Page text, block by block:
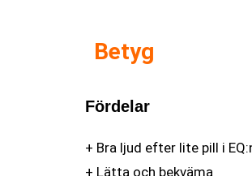
Betyg
Fördelar
+ Bra ljud efter lite pill i
+ Lätta och bekväma